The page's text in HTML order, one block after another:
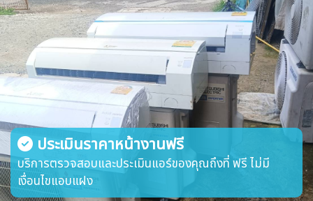
ประเมินราคาหน้างานฟรี
บริการตรวจสอบและประเมินแอร์ของคุณถึงที่ ฟรี ไม่มี
เงื่อนไขแอบแฝง